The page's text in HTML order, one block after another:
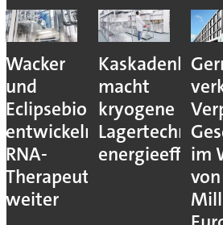
Kaskadenkonzept
macht
kryogene
Lagertechnik
energieeffizienter
Gerresheimer
verkauft
Verpackungs-
im Wert
Milliarden
in